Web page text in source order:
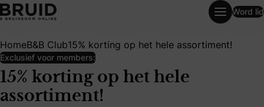
Word lid
HomeB&B Club15% korting op het hele assortiment!
Exclusief voor members:
15% korting op het hele
assortiment!